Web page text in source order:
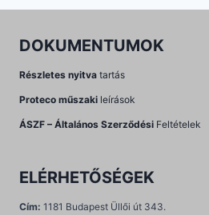
DOKUMENTUMOK
Részletes nyitva tartás
Proteco műszaki leírások
ÁSZF – Általános Szerződési Feltételek
ELÉRHETŐSÉGEK
Cím: 1181 Budapest Üllői út 343.